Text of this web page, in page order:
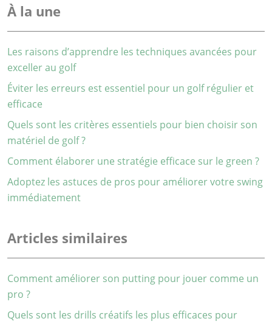
À la une
Les raisons d’apprendre les techniques avancées pour
exceller au golf
Éviter les erreurs est essentiel pour un golf régulier et
efficace
Quels sont les critères essentiels pour bien choisir son
matériel de golf ?
Comment élaborer une stratégie efficace sur le green ?
Adoptez les astuces de pros pour améliorer votre swing
immédiatement
Articles similaires
Comment améliorer son putting pour jouer comme un
pro ?
Quels sont les drills créatifs les plus efficaces pour